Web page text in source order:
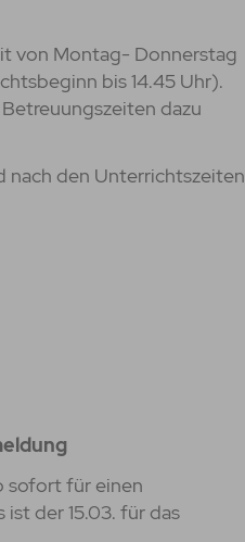
von Montag- Donnerstag
bis 14.45 Uhr).
dazu
nach den Unterrichtszeiten
sofort für einen
der 15.03. für das